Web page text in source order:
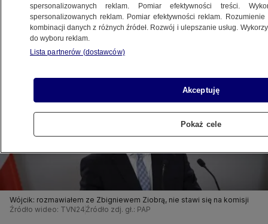
Udostępnij
Wójcik: rozmawiałem ze Zbigniewem Ziobrą, nie stawi się na komisji
Źródło wideo: TVN24 Źródło zdj. gł.: PAP
spersonalizowanych reklam. Pomiar efektywności treści.
spersonalizowanych reklam. Pomiar efektywności reklam.
kombinacji danych z różnych źródeł. Rozwój i ulepszanie usług.
do wyboru reklam.
Lista partnerów (dostawców)
Akceptuję
Pokaż cele